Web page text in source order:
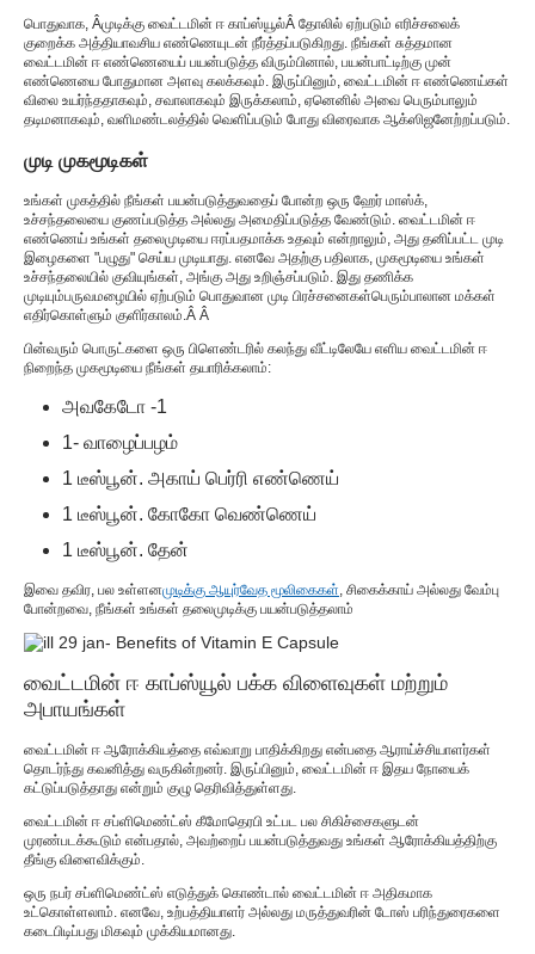
பொதுவாக, Âமுடிக்கு வைட்டமின் ஈ காப்ஸ்யூல்Â தோலில் ஏற்படும் எரிச்சலைக்
குறைக்க அத்தியாவசிய எண்ணெயுடன் நீர்த்தப்படுகிறது. நீங்கள் சுத்தமான
வைட்டமின் ஈ எண்ணெயைப் பயன்படுத்த விரும்பினால், பயன்பாட்டிற்கு முன்
எண்ணெயை போதுமான அளவு கலக்கவும். இருப்பினும், வைட்டமின் ஈ எண்ணெய்கள்
விலை உயர்ந்ததாகவும், சவாலாகவும் இருக்கலாம், ஏனெனில் அவை பெரும்பாலும்
தடிமனாகவும், வளிமண்டலத்தில் வெளிப்படும் போது விரைவாக ஆக்ஸிஜனேற்றப்படும்.
முடி முகமூடிகள்
உங்கள் முகத்தில் நீங்கள் பயன்படுத்துவதைப் போன்ற ஒரு ஹேர் மாஸ்க்,
உச்சந்தலையை குணப்படுத்த அல்லது அமைதிப்படுத்த வேண்டும். வைட்டமின் ஈ
எண்ணெய் உங்கள் தலைமுடியை ஈரப்பதமாக்க உதவும் என்றாலும், அது தனிப்பட்ட முடி
இழைகளை "பழுது" செய்ய முடியாது. எனவே அதற்கு பதிலாக, முகமூடியை உங்கள்
உச்சந்தலையில் குவியுங்கள், அங்கு அது உறிஞ்சப்படும். இது தணிக்க
முடியும்பருவமழையில் ஏற்படும் பொதுவான முடி பிரச்சனைகள்பெரும்பாலான மக்கள்
எதிர்கொள்ளும் குளிர்காலம்.Â Â
பின்வரும் பொருட்களை ஒரு பிளெண்டரில் கலந்து வீட்டிலேயே எளிய வைட்டமின் ஈ
நிறைந்த முகமூடியை நீங்கள் தயாரிக்கலாம்:
அவகேடோ -1
1- வாழைப்பழம்
1 டீஸ்பூன். அகாய் பெர்ரி எண்ணெய்
1 டீஸ்பூன். கோகோ வெண்ணெய்
1 டீஸ்பூன். தேன்
இவை தவிர, பல உள்ளனமுடிக்கு ஆயுர்வேத மூலிகைகள், சிகைக்காய் அல்லது வேம்பு
போன்றவை, நீங்கள் உங்கள் தலைமுடிக்கு பயன்படுத்தலாம்
வைட்டமின் ஈ காப்ஸ்யூல் பக்க விளைவுகள் மற்றும்
அபாயங்கள்
வைட்டமின் ஈ ஆரோக்கியத்தை எவ்வாறு பாதிக்கிறது என்பதை ஆராய்ச்சியாளர்கள்
தொடர்ந்து கவனித்து வருகின்றனர். இருப்பினும், வைட்டமின் ஈ இதய நோயைக்
கட்டுப்படுத்தாது என்றும் குழு தெரிவித்துள்ளது.
வைட்டமின் ஈ சப்ளிமெண்ட்ஸ் கீமோதெரபி உட்பட பல சிகிச்சைகளுடன்
முரண்படக்கூடும் என்பதால், அவற்றைப் பயன்படுத்துவது உங்கள் ஆரோக்கியத்திற்கு
தீங்கு விளைவிக்கும்.
ஒரு நபர் சப்ளிமெண்ட்ஸ் எடுத்துக் கொண்டால் வைட்டமின் ஈ அதிகமாக
உட்கொள்ளலாம். எனவே, உற்பத்தியாளர் அல்லது மருத்துவரின் டோஸ் பரிந்துரைகளை
கடைபிடிப்பது மிகவும் முக்கியமானது.